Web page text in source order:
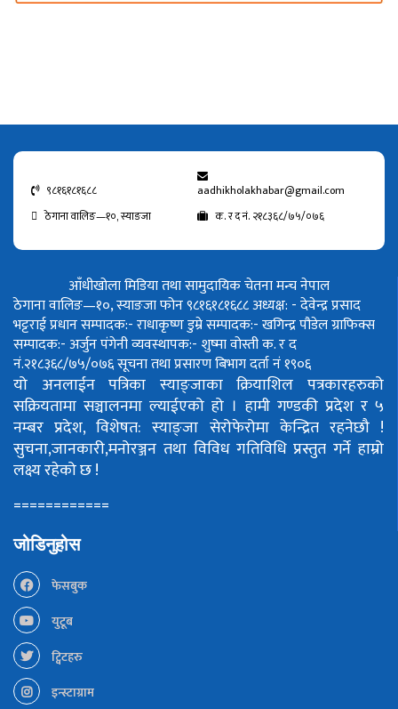
९८१६१८१६८८
aadhikholakhabar@gmail.com
ठेगाना वालिङ—१०, स्याङजा
क. र द नं. २१८३६८/७५/०७६
आँधीखोला मिडिया तथा सामुदायिक चेतना मन्च नेपाल
ठेगाना वालिङ—१०, स्याङजा फोन ९८१६१८१६८८अध्यक्ष: - देवेन्द्र प्रसाद
भट्टराईप्रधान सम्पादक:- राधाकृष्ण डुम्रेसम्पादक:- खगिन्द्र पौडेलग्राफिक्स
सम्पादक:- अर्जुन पंगेनीव्यवस्थापक:- शुष्मा वोस्तीक. र द
नं.२१८३६८/७५/०७६सूचना तथा प्रसारण बिभाग दर्ता नं १९०६
यो अनलाईन पत्रिका स्याङ्जाका क्रियाशिल पत्रकारहरुको
सक्रियतामा सञ्चालनमा ल्याईएको हो । हामी गण्डकी प्रदेश र ५
नम्बर प्रदेश, विशेषत: स्याङ्जा सेरोफेरोमा केन्द्रित रहनेछौ !
सुचना,जानकारी,मनोरञ्जन तथा विविध गतिविधि प्रस्तुत गर्ने हाम्रो
लक्ष्य रहेको छ !
============
जोडिनुहोस
फेसबुक
युटूब
ट्विटहरु
इन्स्टाग्राम